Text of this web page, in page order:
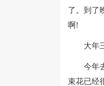
了。到了
啊!
大年三
今年去
束花已经